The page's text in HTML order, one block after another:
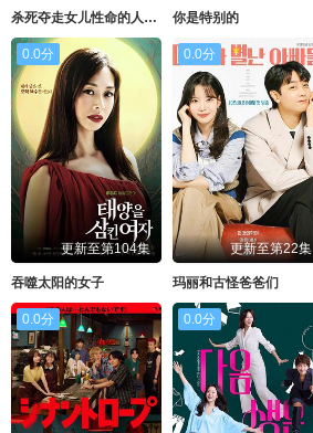
杀死夺走女儿性命的人是罪吗？ 你是特别的
0.0分
更新至第104集
吞噬太阳的女子
0.0分
更新至第22集
玛丽和古怪爸爸们
0.0分 0.0分